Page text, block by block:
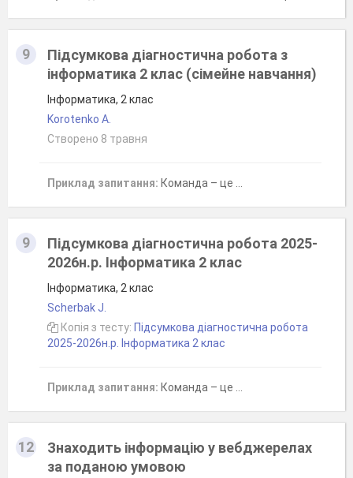
9
Підсумкова діагностична робота з
інформатика 2 клас (сімейне навчання)
Інформатика, 2 клас
Korotenko A.
Створено 8 травня
Приклад запитання: Команда – це …
9
Підсумкова діагностична робота 2025-
2026н.р. Інформатика 2 клас
Інформатика, 2 клас
Scherbak J.
Копія з тесту: Підсумкова діагностична робота
2025-2026н.р. Інформатика 2 клас
Приклад запитання: Команда – це …
12
Знаходить інформацію у вебджерелах
за поданою умовою